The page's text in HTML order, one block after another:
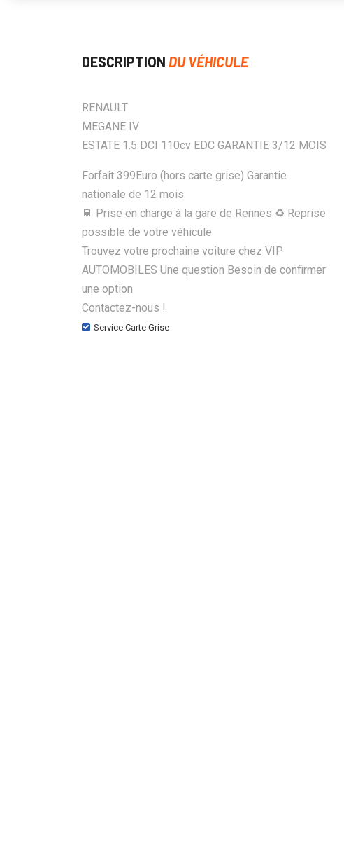
DESCRIPTION DU VÉHICULE
RENAULT
MEGANE IV
ESTATE 1.5 DCI 110cv EDC GARANTIE 3/12 MOIS
Forfait 399Euro (hors carte grise) Garantie
nationale de 12 mois
🚆 Prise en charge à la gare de Rennes ♻️ Reprise
possible de votre véhicule
Trouvez votre prochaine voiture chez VIP
AUTOMOBILES Une question Besoin de confirmer
une option
Contactez-nous !
Service Carte Grise